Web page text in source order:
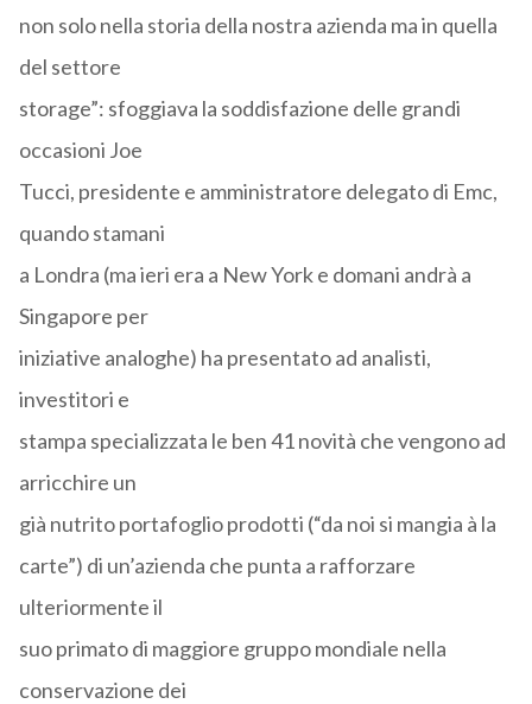
non solo nella storia della nostra azienda ma in quella
del settore
storage”: sfoggiava la soddisfazione delle grandi
occasioni Joe
Tucci, presidente e amministratore delegato di Emc,
quando stamani
a Londra (ma ieri era a New York e domani andrà a
Singapore per
iniziative analoghe) ha presentato ad analisti,
investitori e
stampa specializzata le ben 41 novità che vengono ad
arricchire un
già nutrito portafoglio prodotti (“da noi si mangia à la
carte”) di un’azienda che punta a rafforzare
ulteriormente il
suo primato di maggiore gruppo mondiale nella
conservazione dei